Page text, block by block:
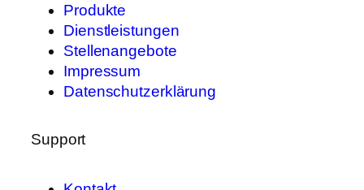
Produkte
Dienstleistungen
Stellenangebote
Impressum
Datenschutzerklärung
Support